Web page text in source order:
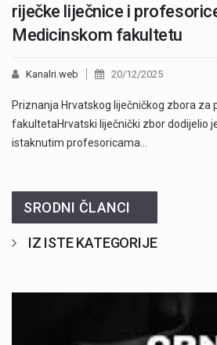
riječke liječnice i
Medicinskom fakultetu
Kanalri.web 20/12/2025
Priznanja Hrvatskog liječničkog zbora za
fakultetaHrvatski liječnički zbor dodijelio
istaknutim profesoricama…
SRODNI ČLANCI
IZ ISTE KATEGORIJE